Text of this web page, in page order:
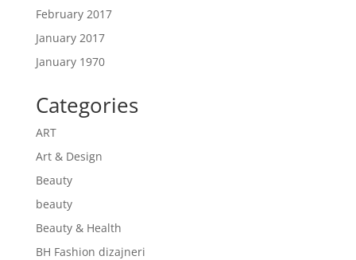
February 2017
January 2017
January 1970
Categories
ART
Art & Design
Beauty
beauty
Beauty & Health
BH Fashion dizajneri